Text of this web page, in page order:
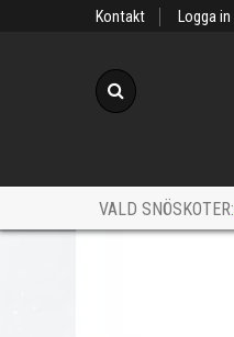
Kontakt Logga in
VALD SNÖSKOTER: